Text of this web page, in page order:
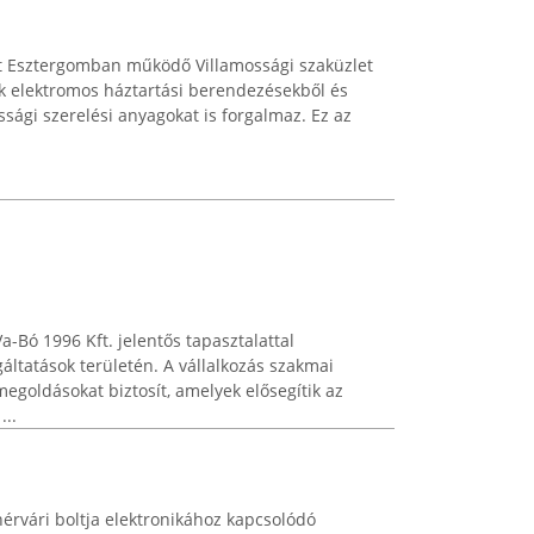
működő Villamossági szaküzlet
háztartási berendezésekből és
szerelési anyagokat is forgalmaz. Ez az
Bó 1996 Kft. jelentős tapasztalattal
területén. A vállalkozás szakmai
biztosít, amelyek elősegítik az
boltja elektronikához kapcsolódó